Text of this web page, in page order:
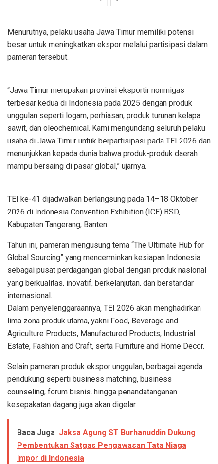
Menurutnya, pelaku usaha Jawa Timur memiliki potensi
besar untuk meningkatkan ekspor melalui partisipasi dalam
pameran tersebut.
“Jawa Timur merupakan provinsi eksportir nonmigas
terbesar kedua di Indonesia pada 2025 dengan produk
unggulan seperti logam, perhiasan, produk turunan kelapa
sawit, dan oleochemical. Kami mengundang seluruh pelaku
usaha di Jawa Timur untuk berpartisipasi pada TEI 2026 dan
menunjukkan kepada dunia bahwa produk-produk daerah
mampu bersaing di pasar global,” ujarnya.
TEI ke-41 dijadwalkan berlangsung pada 14–18 Oktober
2026 di Indonesia Convention Exhibition (ICE) BSD,
Kabupaten Tangerang, Banten.
Tahun ini, pameran mengusung tema “The Ultimate Hub for
Global Sourcing” yang mencerminkan kesiapan Indonesia
sebagai pusat perdagangan global dengan produk nasional
yang berkualitas, inovatif, berkelanjutan, dan berstandar
internasional.
Dalam penyelenggaraannya, TEI 2026 akan menghadirkan
lima zona produk utama, yakni Food, Beverage and
Agriculture Products, Manufactured Products, Industrial
Estate, Fashion and Craft, serta Furniture and Home Decor.
Selain pameran produk ekspor unggulan, berbagai agenda
pendukung seperti business matching, business
counseling, forum bisnis, hingga penandatanganan
kesepakatan dagang juga akan digelar.
Baca Juga Jaksa Agung ST Burhanuddin Dukung
Pembentukan Satgas Pengawasan Tata Niaga
Impor di Indonesia